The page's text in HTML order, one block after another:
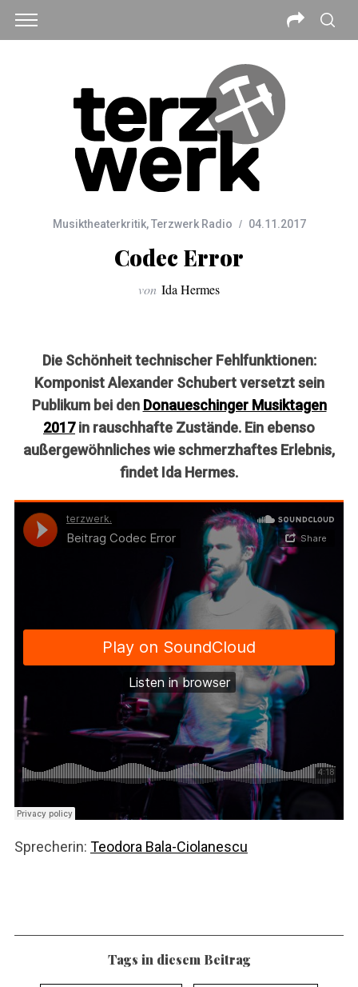
Musiktheaterkritik,Terzwerk Radio 04.11.2017
Codec Error
von Ida Hermes
Die Schönheit technischer Fehlfunktionen:
Komponist Alexander Schubert versetzt sein
Publikum bei den Donaueschinger Musiktagen
2017in rauschhafte Zustände. Ein ebenso
außergewöhnliches wie schmerzhaftes Erlebnis,
findet Ida Hermes.
Sprecherin: Teodora Bala-Ciolanescu
Tags in diesem Beitrag